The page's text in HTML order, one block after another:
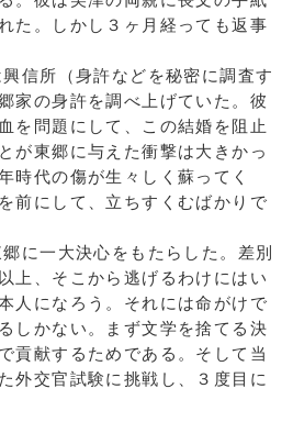
た。しかし３ヶ月経っても返事
信所（身許などを秘密に調査す
家の身許を調べ上げていた。彼
を問題にして、この結婚を阻止
が東郷に与えた衝撃は大きかっ
時代の傷が生々しく蘇ってく
前にして、立ちすくむばかりで
に一大決心をもたらした。差別
上、そこから逃げるわけにはい
人になろう。それには命がけで
しかない。まず文学を捨てる決
貢献するためである。そして当
外交官試験に挑戦し、３度目に